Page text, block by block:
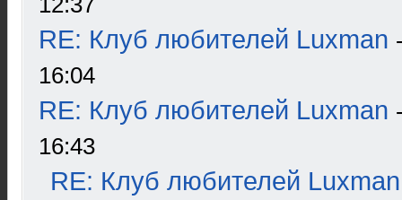
RE: Клуб любителей Luxman
16:04
RE: Клуб любителей Luxman
16:43
RE: Клуб любителей Luxman